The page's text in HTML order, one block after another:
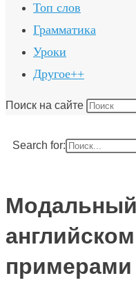
Топ слов
Грамматика
Уроки
Другое++
Поиск на сайте
Search for:
Модальный
примерами